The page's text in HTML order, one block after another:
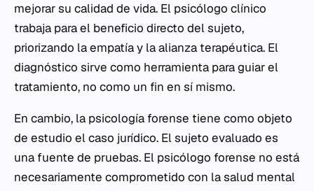
mejorar su calidad de vida. El psicólogo clínico
trabaja para el beneficio directo del sujeto,
priorizando la empatía y la alianza terapéutica. El
diagnóstico sirve como herramienta para guiar el
tratamiento, no como un fin en sí mismo.
En cambio, la psicología forense tiene como objeto
de estudio el caso jurídico. El sujeto evaluado es
una fuente de pruebas. El psicólogo forense no está
necesariamente comprometido con la salud mental